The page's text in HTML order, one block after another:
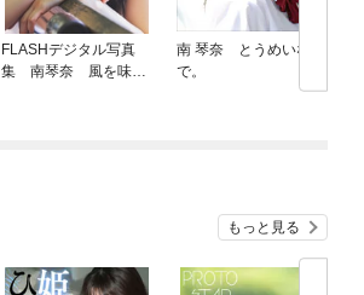
FLASHデジタル写真
集 南琴奈 風を味方
南 琴奈 とうめいな瞳
で。
もっと見る